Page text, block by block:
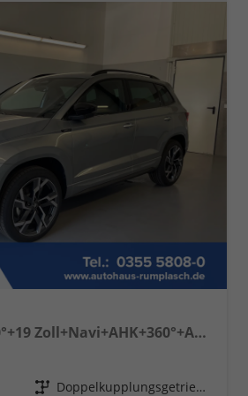
Sportline TSI 4x4 360°+19 Zoll+Navi+AHK+360°+ACC+Frontscheibe beheizbar+Travel Assist
Getriebe
Doppelkupplungsgetriebe (DSG)